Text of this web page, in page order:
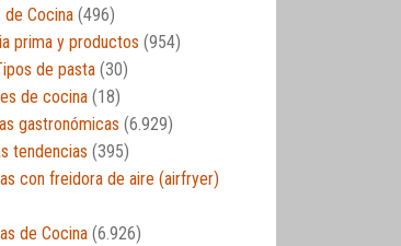
de Cocina (496)
prima y productos (954)
de pasta (30)
de cocina (18)
gastronómicas (6.929)
tendencias (395)
con freidora de aire (airfryer)
de Cocina (6.926)